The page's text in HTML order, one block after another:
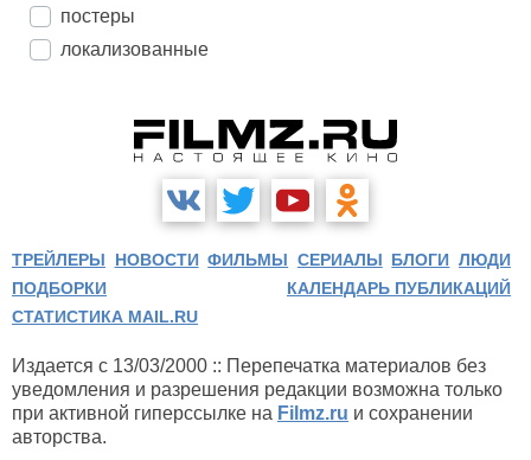
постеры
локализованные
ТРЕЙЛЕРЫ НОВОСТИ ФИЛЬМЫ СЕРИАЛЫ БЛОГИ ЛЮДИ
ПОДБОРКИ
КАЛЕНДАРЬ ПУБЛИКАЦИЙ
СТАТИСТИКА MAIL.RU
Издается с 13/03/2000 :: Перепечатка материалов без
уведомления и разрешения редакции возможна только
при активной гиперссылке на Filmz.ru и сохранении
авторства.